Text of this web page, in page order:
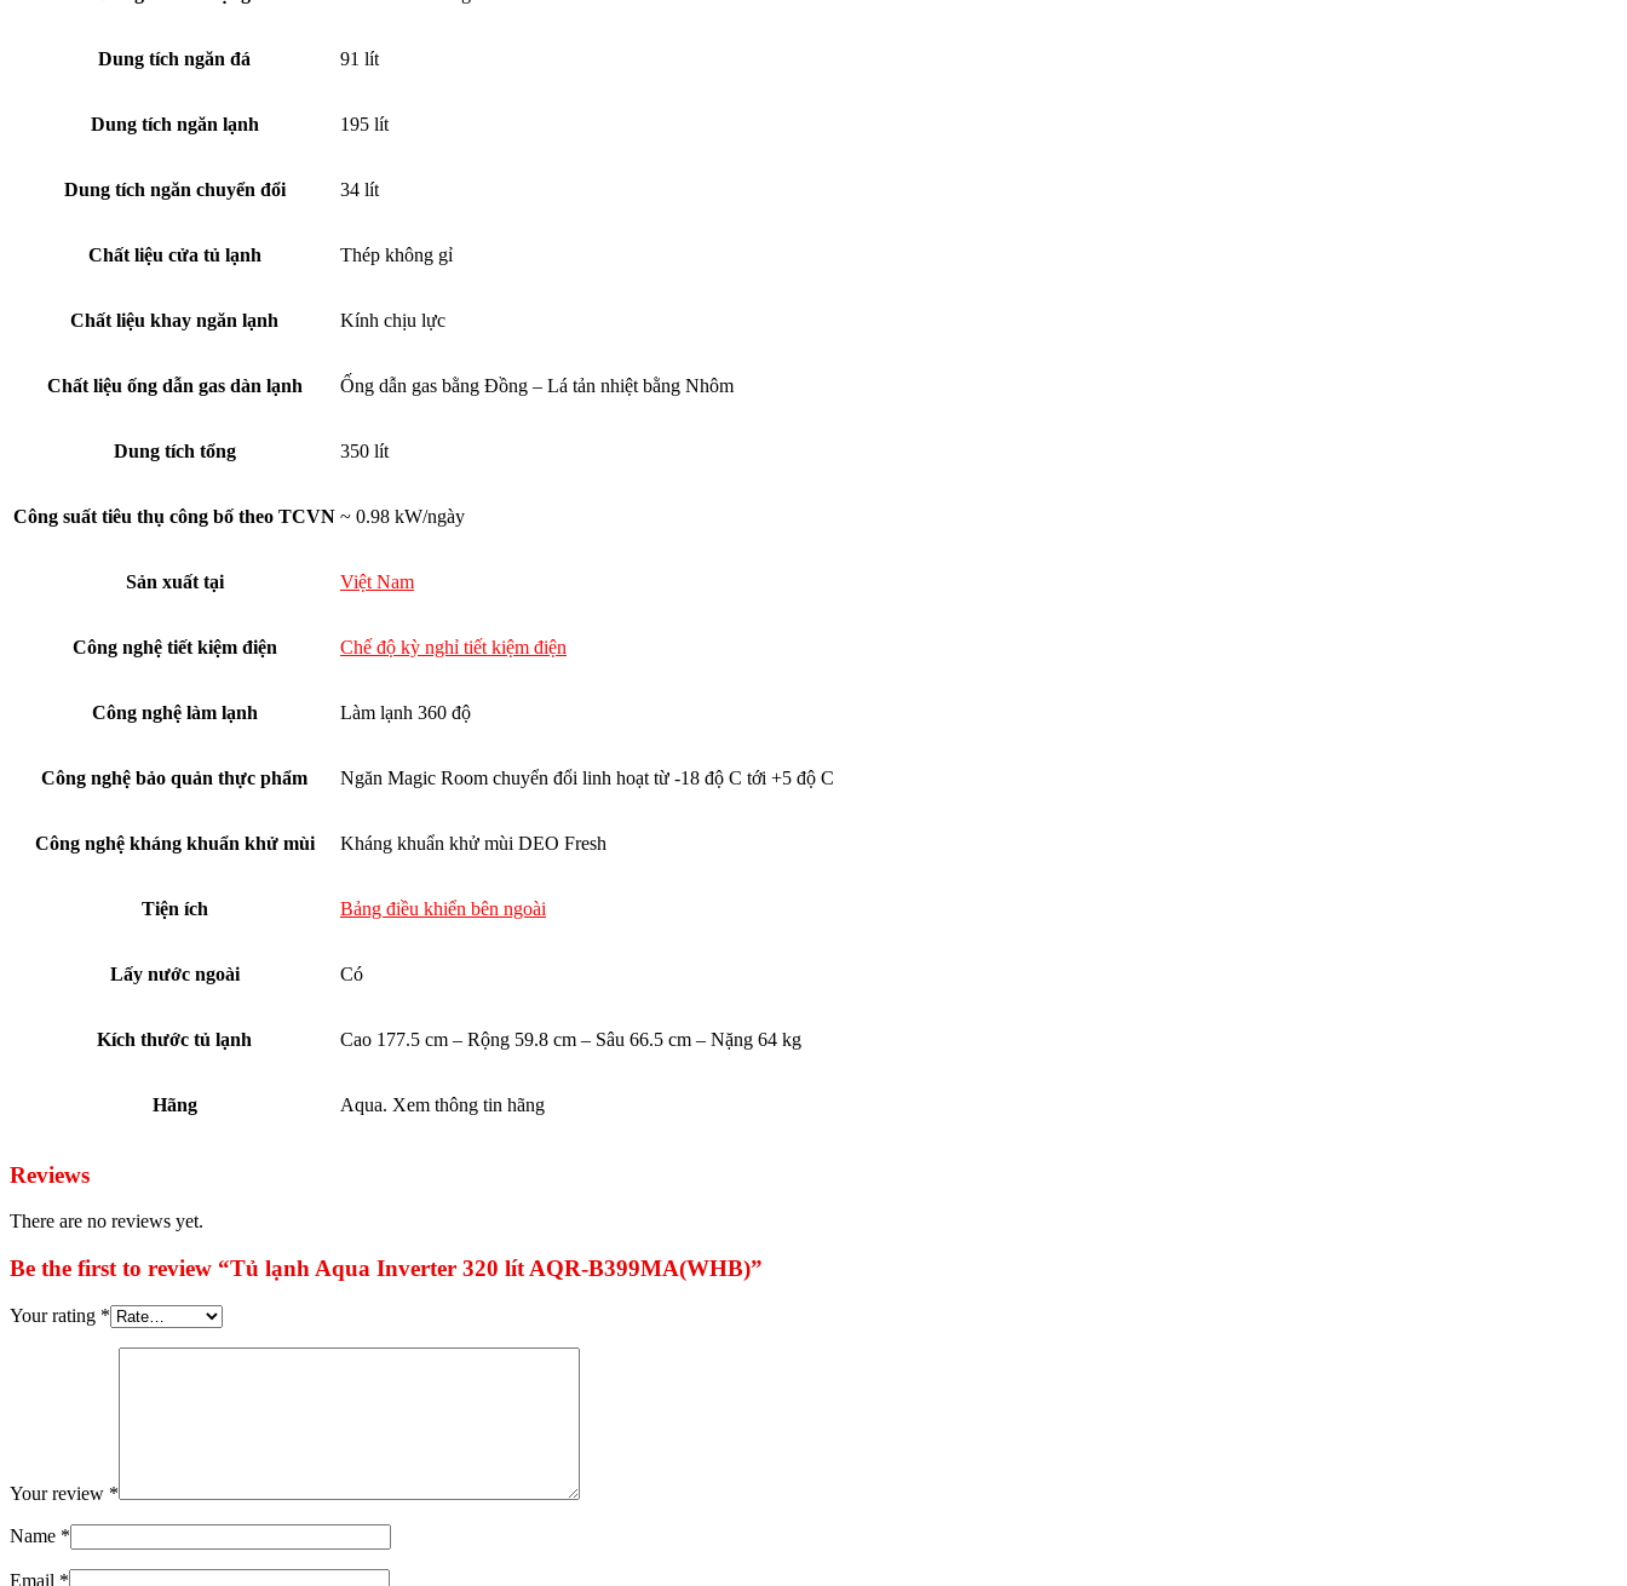
Dung tích ngăn đá 91 lít
Dung tích ngăn lạnh 195 lít
Dung tích ngăn chuyển đổi 34 lít
Chất liệu cửa tủ lạnh Thép không gỉ
Chất liệu khay ngăn lạnh Kính chịu lực
Chất liệu ống dẫn gas dàn lạnh Ống dẫn gas bằng Đồng – Lá tản nhiệt bằng Nhôm
Dung tích tổng 350 lít
Công suất tiêu thụ công bố theo TCVN ~ 0.98 kW/ngày
Sản xuất tại Việt Nam
Công nghệ tiết kiệm điện Chế độ kỳ nghỉ tiết kiệm điện
Công nghệ làm lạnh Làm lạnh 360 độ
Công nghệ bảo quản thực phẩm Ngăn Magic Room chuyển đổi linh hoạt từ -18 độ C tới +5 độ C
Công nghệ kháng khuẩn khử mùi Kháng khuẩn khử mùi DEO Fresh
Tiện ích Bảng điều khiển bên ngoài
Lấy nước ngoài Có
Kích thước tủ lạnh Cao 177.5 cm – Rộng 59.8 cm – Sâu 66.5 cm – Nặng 64 kg
Hãng Aqua. Xem thông tin hãng
Reviews
There are no reviews yet.
Be the first to review “Tủ lạnh Aqua Inverter 320 lít AQR-B399MA(WHB)”
Your rating *
Your review *
Name *
Email *